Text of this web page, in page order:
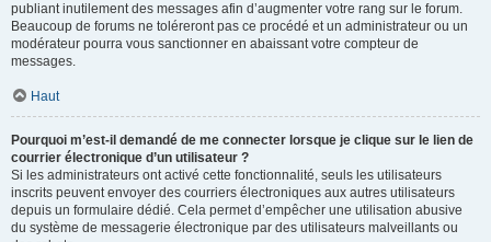
publiant inutilement des messages afin d’augmenter votre rang sur le forum.
Beaucoup de forums ne toléreront pas ce procédé et un administrateur ou un
modérateur pourra vous sanctionner en abaissant votre compteur de
messages.
Haut
Pourquoi m’est-il demandé de me connecter lorsque je clique sur le lien de
courrier électronique d’un utilisateur ?
Si les administrateurs ont activé cette fonctionnalité, seuls les utilisateurs
inscrits peuvent envoyer des courriers électroniques aux autres utilisateurs
depuis un formulaire dédié. Cela permet d’empêcher une utilisation abusive
du système de messagerie électronique par des utilisateurs malveillants ou